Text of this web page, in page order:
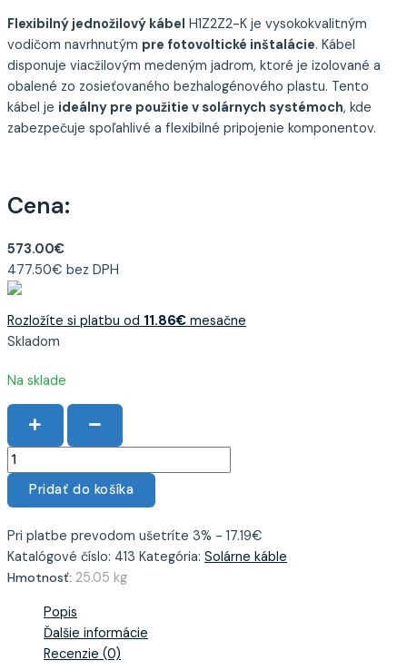
Flexibilný jednožilový kábel H1Z2Z2-K je vysokokvalitným
vodičom navrhnutým pre fotovoltické inštalácie. Kábel
disponuje viacžilovým medeným jadrom, ktoré je izolované a
obalené zo zosieťovaného bezhalogénového plastu. Tento
kábel je ideálny pre použitie v solárnych systémoch, kde
zabezpečuje spoľahlivé a flexibilné pripojenie komponentov.
Cena:
573.00€
477.50€ bez DPH
Rozložíte si platbu od 11.86€ mesačne
Skladom
Na sklade
Pridať do košíka
Pri platbe prevodom ušetríte 3% - 17.19€
Katalógové číslo: 413 Kategória: Solárne káble
Hmotnosť: 25.05 kg
Popis
Ďalšie informácie
Recenzie (0)